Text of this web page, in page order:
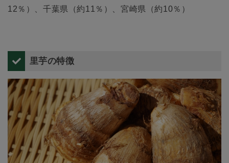
12％）、千葉県（約11％）、宮崎県（約10％）
里芋の特徴